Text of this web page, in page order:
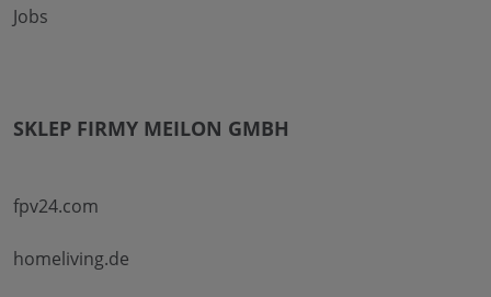
Jobs
SKLEP FIRMY MEILON GMBH
fpv24.com
homeliving.de